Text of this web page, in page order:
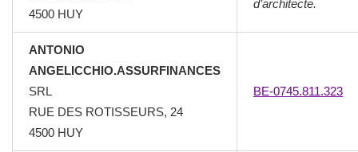
4500 HUY
d’architecte.
ANTONIO
ANGELICCHIO.ASSURFINANCES
SRL
RUE DES ROTISSEURS, 24
4500 HUY
BE-0745.811.323